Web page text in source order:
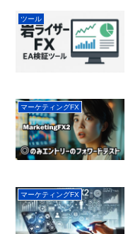
ツール
マーケティングFX
マーケティングFX